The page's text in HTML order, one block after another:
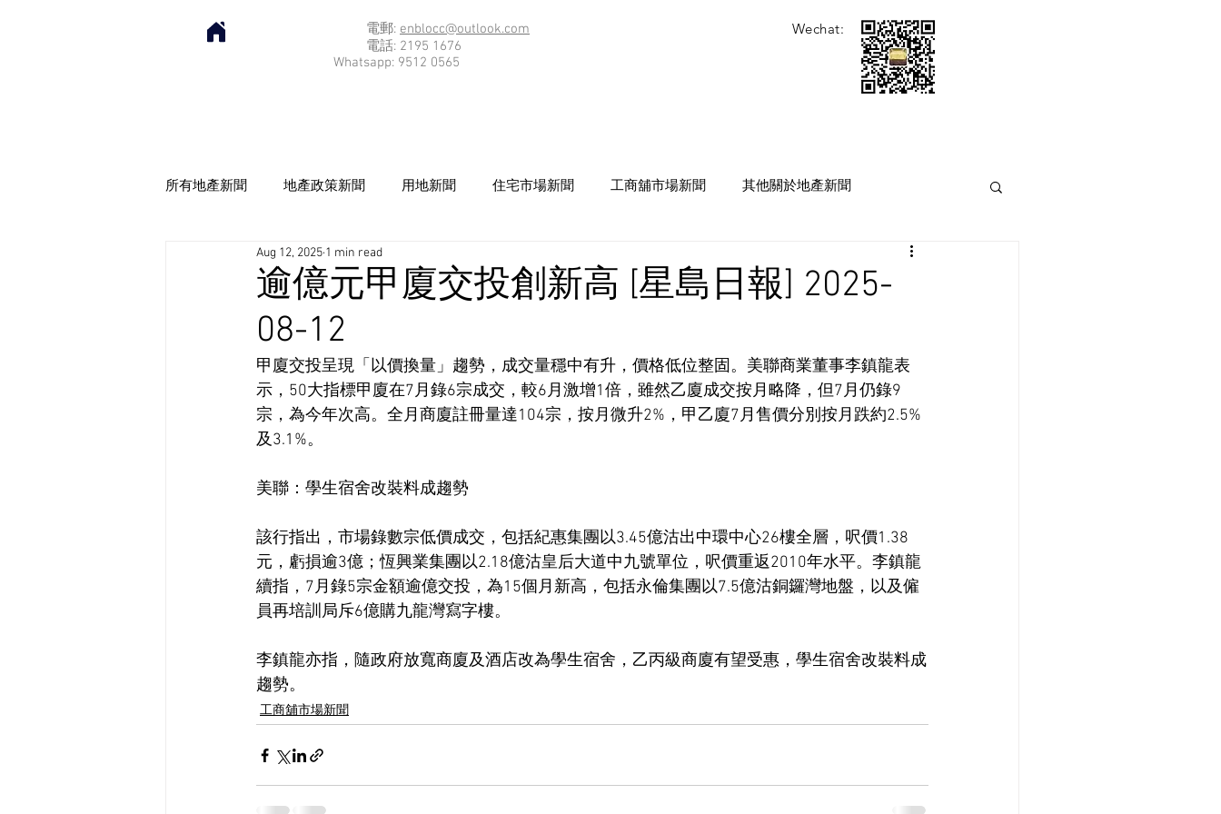
電郵: enblocc@outlook.com
電話: 2195 1676
Whatsapp: 9512 0565
Wechat:
所有地產新聞 地產政策新聞 用地新聞 住宅市場新聞 工商舖市場新聞 其他關於地產新聞
逾億元甲廈交投創新高 [星島日報] 2025-
08-12
Aug 12, 2025 1 min read
甲廈交投呈現「以價換量」趨勢，成交量穩中有升，價格低位整固。美聯商業董事李鎮龍表
示，50大指標甲廈在7月錄6宗成交，較6月激增1倍，雖然乙廈成交按月略降，但7月仍錄9
宗，為今年次高。全月商廈註冊量達104宗，按月微升2%，甲乙廈7月售價分別按月跌約2.5%
及3.1%。
美聯：學生宿舍改裝料成趨勢
該行指出，市場錄數宗低價成交，包括紀惠集團以3.45億沽出中環中心26樓全層，呎價1.38
元，虧損逾3億；恆興業集團以2.18億沽皇后大道中九號單位，呎價重返2010年水平。李鎮龍
續指，7月錄5宗金額逾億交投，為15個月新高，包括永倫集團以7.5億沽銅鑼灣地盤，以及僱
員再培訓局斥6億購九龍灣寫字樓。
李鎮龍亦指，隨政府放寬商廈及酒店改為學生宿舍，乙丙級商廈有望受惠，學生宿舍改裝料成
趨勢。
工商舖市場新聞